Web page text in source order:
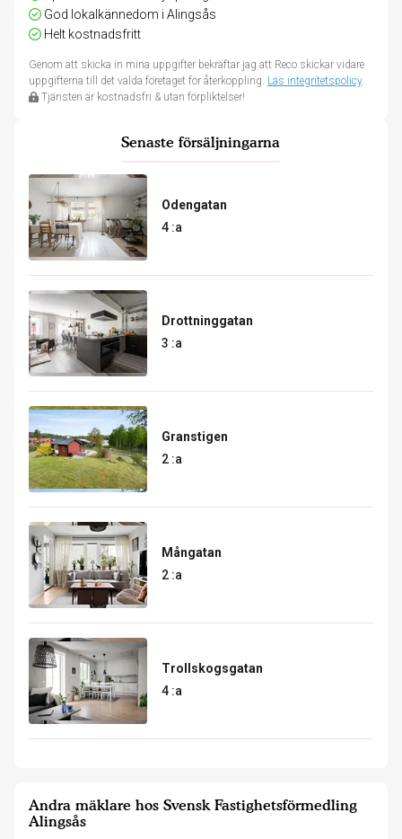
God lokalkännedom i Alingsås
Helt kostnadsfritt
Genom att skicka in mina uppgifter bekräftar jag att Reco skickar vidare
uppgifterna till det valda företaget för återkoppling. Läs integritetspolicy.
Tjänsten är kostnadsfri & utan förpliktelser!
Senaste försäljningarna
Odengatan
4 :a
Drottninggatan
3 :a
Granstigen
2 :a
Mångatan
2 :a
Trollskogsgatan
4 :a
Andra mäklare hos Svensk Fastighetsförmedling
Alingsås